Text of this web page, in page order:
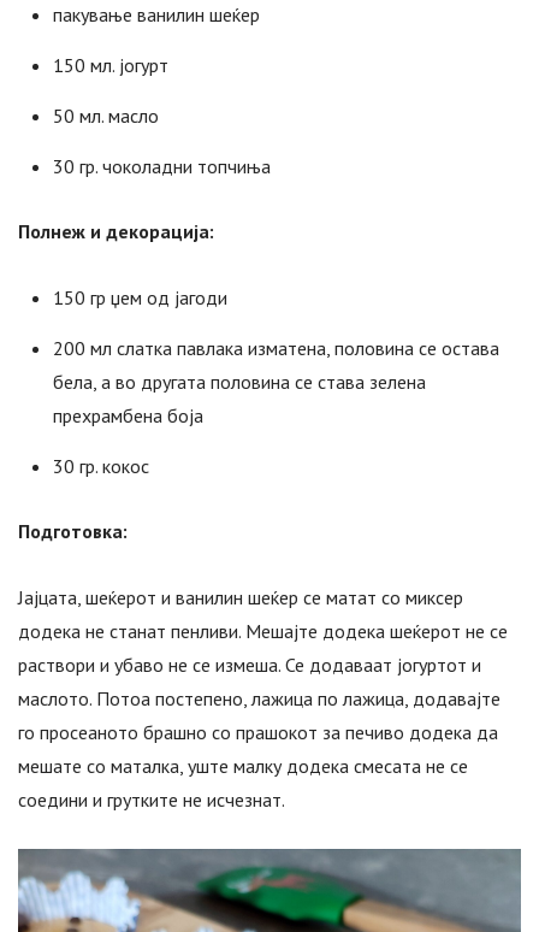
пакување ванилин шеќер
150 мл. јогурт
50 мл. масло
30 гр. чоколадни топчиња
Полнеж и декорација:
150 гр џем од јагоди
200 мл слатка павлака изматена, половина се остава
бела, а во другата половина се става зелена
прехрамбена боја
30 гр. кокос
Подготовка:
Јајцата, шеќерот и ванилин шеќер се матат со миксер
додека не станат пенливи. Мешајте додека шеќерот не се
раствори и убаво не се измеша. Се додаваат јогуртот и
маслото. Потоа постепено, лажица по лажица, додавајте
го просеаното брашно со прашокот за печиво додека да
мешате со маталка, уште малку додека смесата не се
соедини и грутките не исчезнат.